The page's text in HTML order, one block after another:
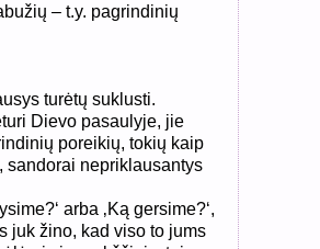
– t.y. pagrindinių
turėtų suklusti.
Dievo pasaulyje, jie
poreikių, tokių kaip
sandorai nepriklausantys
arba ‚Ką gersime?‘,
juk žino, kad viso to jums